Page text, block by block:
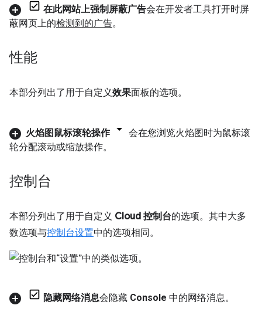
在此网站上强制屏蔽广告会在开发者工具打开时屏
蔽网页上的检测到的广告。
性能
本部分列出了用于自定义效果面板的选项。
火焰图鼠标滚轮操作
会在您浏览火焰图时为鼠标滚
轮分配滚动或缩放操作。
控制台
本部分列出了用于自定义 Cloud 控制台的选项。其中大多
数选项与控制台设置中的选项相同。
隐藏网络消息会隐藏 Console 中的网络消息。